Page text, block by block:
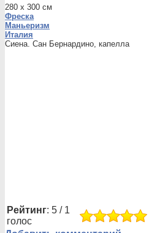
280 x 300 см
Фреска
Маньеризм
Италия
Сиена. Сан Бернардино, капелла
Рейтинг: 5 / 1
голос